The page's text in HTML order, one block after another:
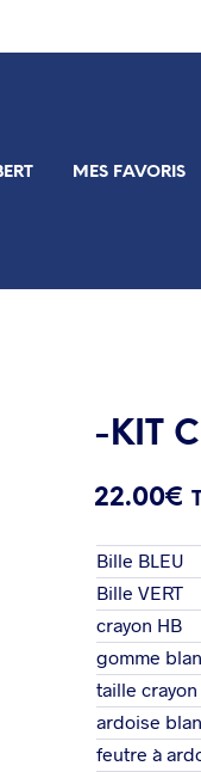
MES FAVORIS
-KIT
22.00€
Bille BLEU
Bille VERT
crayon HB
gomme
taille
ardoise
feutre à